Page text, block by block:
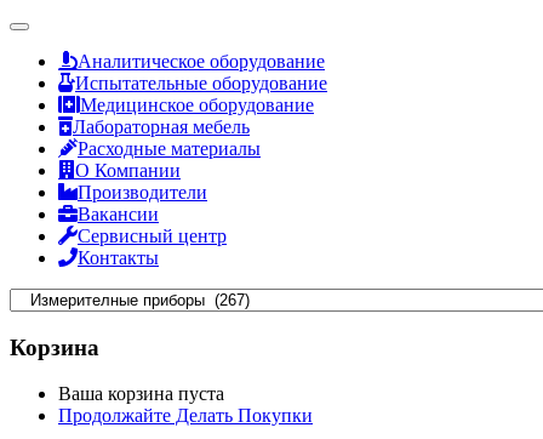
Аналитическое оборудование
Испытательные оборудование
Медицинское оборудование
Лабораторная мебель
Расходные материалы
О Компании
Производители
Вакансии
Сервисный центр
Контакты
Корзина
Ваша корзина пуста
Продолжайте Делать Покупки